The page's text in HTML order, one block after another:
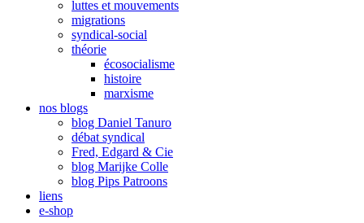
luttes et mouvements
migrations
syndical-social
théorie
écosocialisme
histoire
marxisme
nos blogs
blog Daniel Tanuro
débat syndical
Fred, Edgard & Cie
blog Marijke Colle
blog Pips Patroons
liens
e-shop